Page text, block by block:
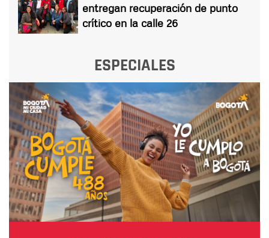
entregan recuperación de punto
crítico en la calle 26
ESPECIALES